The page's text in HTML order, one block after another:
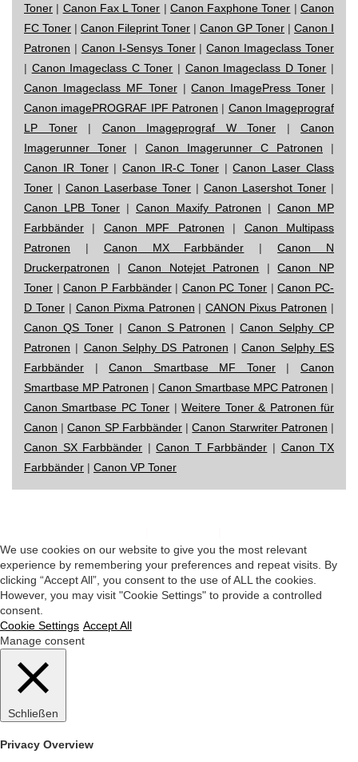
Toner | Canon Fax L Toner | Canon Faxphone Toner |Canon
FC Toner | Canon Fileprint Toner | Canon GP Toner | Canon I
Patronen | Canon I-Sensys Toner|Canon Imageclass Toner
| Canon Imageclass C Toner | Canon Imageclass D Toner |
Canon Imageclass MF Toner|Canon ImagePress Toner |
Canon imagePROGRAF IPF Patronen | Canon Imageprograf
LP Toner| Canon Imageprograf W Toner | Canon
Imagerunner Toner | Canon Imagerunner C Patronen |
Canon IR Toner|Canon IR-C Toner|Canon Laser Class
Toner | Canon Laserbase Toner | Canon Lasershot Toner |
Canon LPB Toner | Canon Maxify Patronen | Canon MP
Farbbänder | Canon MPF Patronen | Canon Multipass
Patronen | Canon MX Farbbänder |Canon N
Druckerpatronen |Canon Notejet Patronen |Canon NP
Toner |Canon P Farbbänder| Canon PC Toner |Canon PC-
D Toner| Canon Pixma Patronen |CANON Pixus Patronen |
Canon QS Toner| Canon S Patronen |Canon Selphy CP
Patronen | Canon Selphy DS Patronen |Canon Selphy ES
Farbbänder |Canon Smartbase MF Toner|Canon
Smartbase MP Patronen | Canon Smartbase MPC Patronen |
Canon Smartbase PC Toner |Weitere Toner & Patronen für
Canon |Canon SP Farbbänder|Canon Starwriter Patronen |
Canon SX Farbbänder |Canon T Farbbänder | Canon TX
Farbbänder | Canon VP Toner
We use cookies on our website to give you the most relevant
experience by remembering your preferences and repeat visits. By
clicking “Accept All”, you consent to the use of ALL the cookies.
However, you may visit "Cookie Settings" to provide a controlled
consent.
Cookie Settings Accept All
Manage consent
Schließen
Privacy Overview